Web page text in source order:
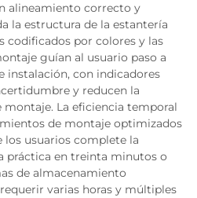
alineamiento correcto y
la estructura de la estantería
codificados por colores y las
guían al usuario paso a
instalación, con indicadores
y reducen la
La eficiencia temporal
de montaje optimizados
usuarios complete la
práctica en treinta minutos o
de almacenamiento
varias horas y múltiples